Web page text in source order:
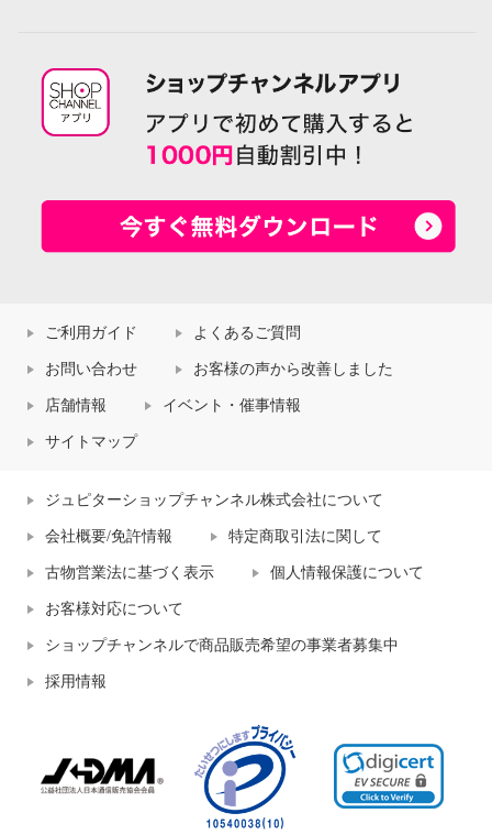
ご利用ガイド よくあるご質問
お問い合わせ お客様の声から改善しました
店舗情報 イベント・催事情報
サイトマップ
ジュピターショップチャンネル株式会社について
会社概要/免許情報 特定商取引法に関して
古物営業法に基づく表示 個人情報保護について
お客様対応について
ショップチャンネルで商品販売希望の事業者募集中
採用情報